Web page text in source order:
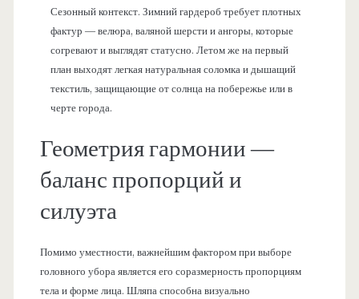
Сезонный контекст. Зимний гардероб требует плотных
фактур — велюра, валяной шерсти и ангоры, которые
согревают и выглядят статусно. Летом же на первый
план выходят легкая натуральная соломка и дышащий
текстиль, защищающие от солнца на побережье или в
черте города.
Геометрия гармонии —
баланс пропорций и
силуэта
Помимо уместности, важнейшим фактором при выборе
головного убора является его соразмерность пропорциям
тела и форме лица. Шляпа способна визуально